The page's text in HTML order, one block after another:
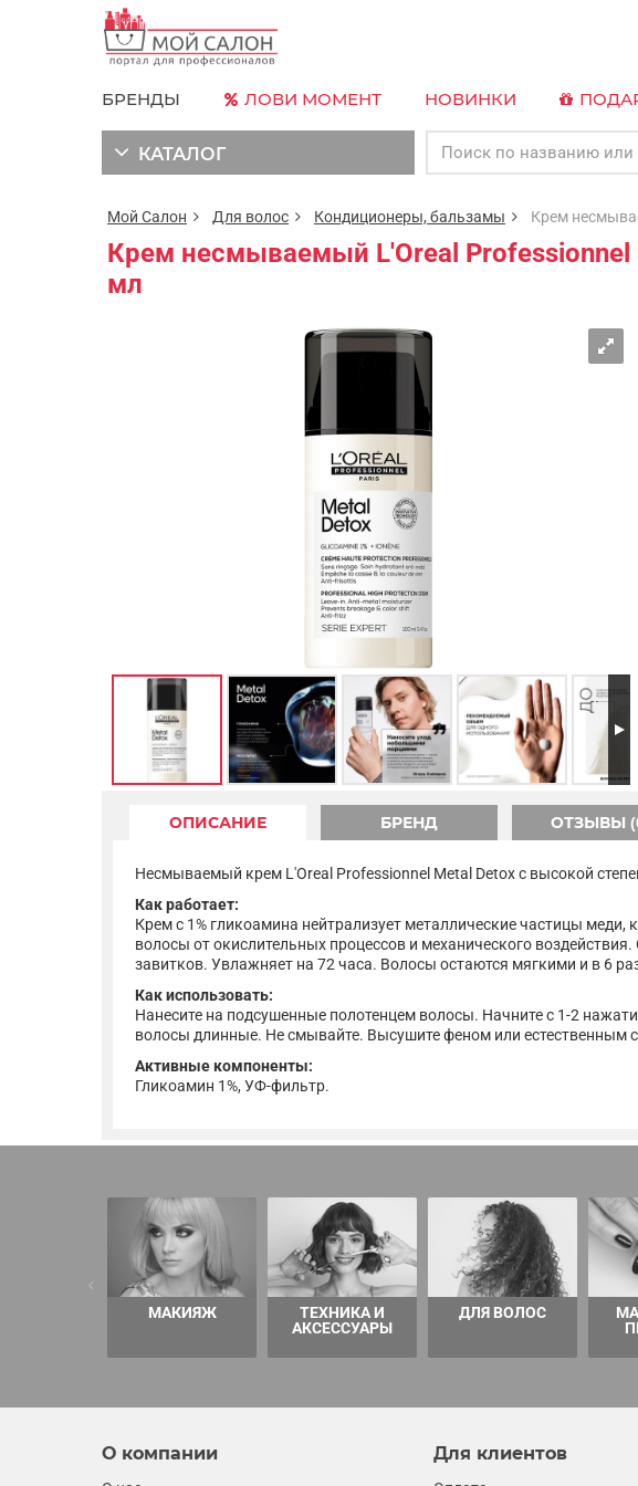
БРЕНДЫ ЛОВИ МОМЕНТ НОВИНКИ
КАТАЛОГ
Мой Салон Для волос Кондиционеры, бальзамы Крем
Крем несмываемый L'Oreal
мл
ОПИСАНИЕ БРЕНД ОТЗЫВЫ
Несмываемый крем L'Oreal Professionnel Metal Detox с высокой
Как работает:
Крем с 1% гликоамина нейтрализует металлические частицы
волосы от окислительных процессов и механического
завитков. Увлажняет на 72 часа. Волосы остаются мягкими и в 6
Как использовать:
Нанесите на подсушенные полотенцем волосы. Начните с 1-2
волосы длинные. Не смывайте. Высушите феном или естественным
Активные компоненты:
Гликоамин 1%, УФ-фильтр.
МАКИЯЖ
ТЕХНИКА И
АКСЕССУАРЫ
ДЛЯ ВОЛОС
О компании Для клиентов